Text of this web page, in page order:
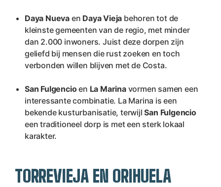
Daya Nueva en Daya Vieja behoren tot de
kleinste gemeenten van de regio, met minder
dan 2.000 inwoners. Juist deze dorpen zijn
geliefd bij mensen die rust zoeken en toch
verbonden willen blijven met de Costa.
San Fulgencio en La Marina vormen samen een
interessante combinatie. La Marina is een
bekende kusturbanisatie, terwijl San Fulgencio
een traditioneel dorp is met een sterk lokaal
karakter.
TORREVIEJA EN ORIHUELA